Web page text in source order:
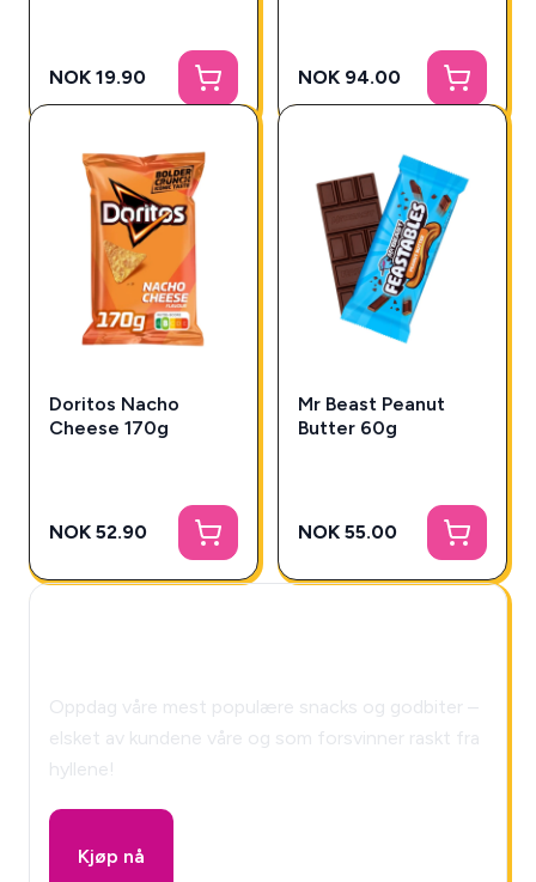
NOK 19.90 NOK 94.00
Doritos Nacho
Cheese 170g
NOK 52.90
Mr Beast Peanut
Butter 60g
NOK 55.00
Oppdag våre mest populære snacks og godbiter –
elsket av kundene våre og som forsvinner raskt fra
hyllene!
Kjøp nå